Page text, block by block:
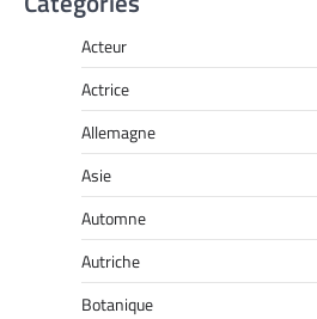
Acteur
Actrice
Allemagne
Asie
Automne
Autriche
Botanique